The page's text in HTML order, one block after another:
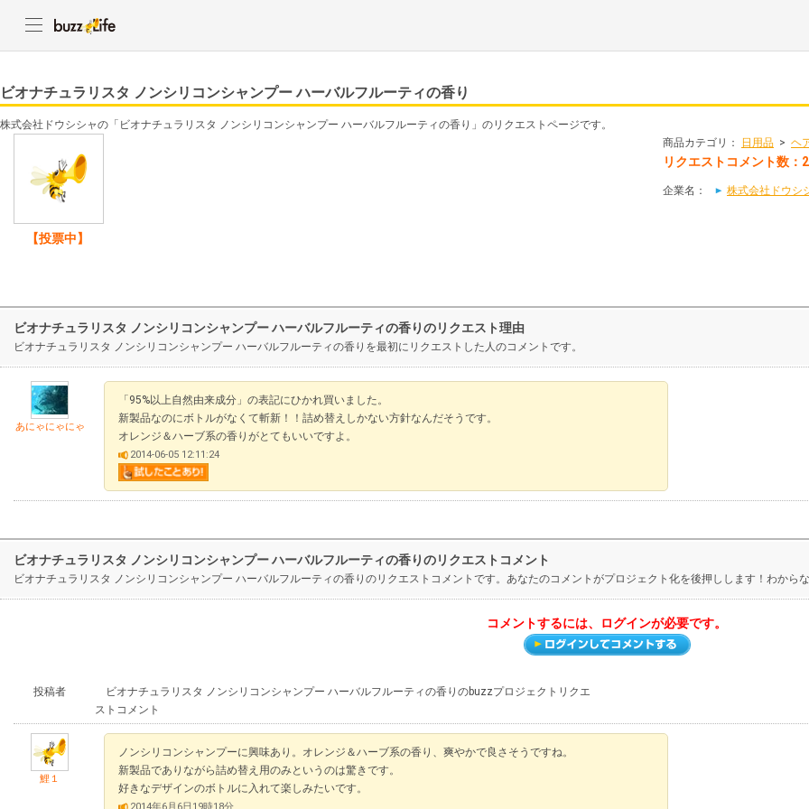
ビオナチュラリスタ ノンシリコンシャンプー ハーバルフルーティの香り
株式会社ドウシシャの「ビオナチュラリスタ ノンシリコンシャンプー ハーバルフルーティの香り」のリクエストページです。
【投票中】
商品カテゴリ： 日用品 > ヘ
リクエストコメント数：
企業名： 株式会社ドウシ
ビオナチュラリスタ ノンシリコンシャンプー ハーバルフルーティの香りのリクエスト理由
ビオナチュラリスタ ノンシリコンシャンプー ハーバルフルーティの香りを最初にリクエストした人のコメントです。
あにゃにゃにゃ
「95%以上自然由来成分」の表記にひかれ買いました。
新製品なのにボトルがなくて斬新！！詰め替えしかない方針なんだそうです。
オレンジ＆ハーブ系の香りがとてもいいですよ。
2014-06-05 12:11:24
ビオナチュラリスタ ノンシリコンシャンプー ハーバルフルーティの香りのリクエストコメント
ビオナチュラリスタ ノンシリコンシャンプー ハーバルフルーティの香りのリクエストコメントです。あなたのコメントがプロジェクト化を後押しします！わから
コメントするには、ログインが必要です。
投稿者
ビオナチュラリスタ ノンシリコンシャンプー ハーバルフルーティの香りのbuzzプロジェクトリクエ
ストコメント
鯉１
ノンシリコンシャンプーに興味あり。オレンジ＆ハーブ系の香り、爽やかで良さそうですね。
新製品でありながら詰め替え用のみというのは驚きです。
好きなデザインのボトルに入れて楽しみたいです。
2014年6月6日19時18分